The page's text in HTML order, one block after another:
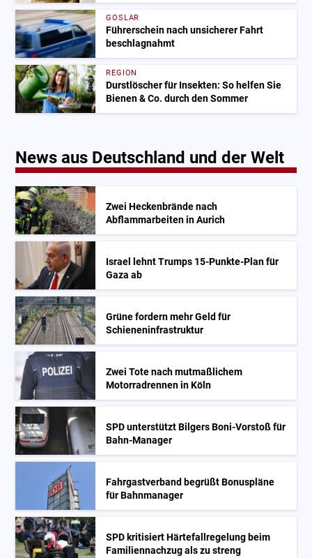
GOSLAR
Führerschein nach unsicherer Fahrt
beschlagnahmt
REGION
Durstlöscher für Insekten: So helfen Sie
Bienen & Co. durch den Sommer
News aus Deutschland und der Welt
Zwei Heckenbrände nach
Abflammarbeiten in Aurich
Israel lehnt Trumps 15-Punkte-Plan für
Gaza ab
Grüne fordern mehr Geld für
Schieneninfrastruktur
Zwei Tote nach mutmaßlichem
Motorradrennen in Köln
SPD unterstützt Bilgers Boni-Vorstoß für
Bahn-Manager
Fahrgastverband begrüßt Bonuspläne
für Bahnmanager
SPD kritisiert Härtefallregelung beim
Familiennachzug als zu streng